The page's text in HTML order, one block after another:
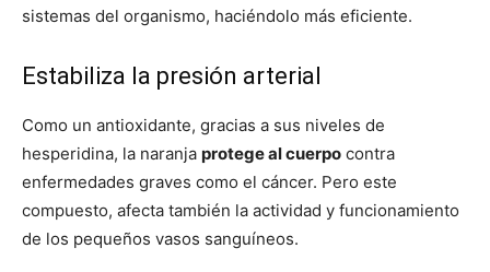
sistemas del organismo, haciéndolo más eficiente.
Estabiliza la presión arterial
Como un antioxidante, gracias a sus niveles de
hesperidina, la naranja protege al cuerpo contra
enfermedades graves como el cáncer. Pero este
compuesto, afecta también la actividad y funcionamiento
de los pequeños vasos sanguíneos.